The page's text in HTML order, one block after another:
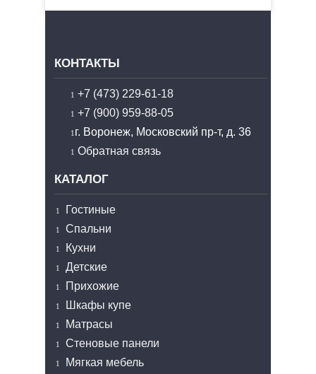
КОНТАКТЫ
+7 (473) 229-61-18
+7 (900) 959-88-05
г. Воронеж, Московский пр-т, д. 36
Обратная связь
КАТАЛОГ
Гостиные
Спальни
Кухни
Детские
Прихожие
Шкафы купе
Матрасы
Стеновые панели
Мягкая мебель